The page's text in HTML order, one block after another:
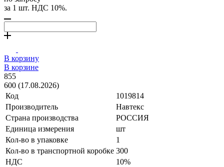
за 1 шт. НДС 10%.
В корзину
В корзине
855
600 (17.08.2026)
Код
1019814
Производитель
Навтекс
Страна производства
РОССИЯ
Единица измерения
шт
Кол-во в упаковке
1
Кол-во в транспортной коробке 300
НДС
10%